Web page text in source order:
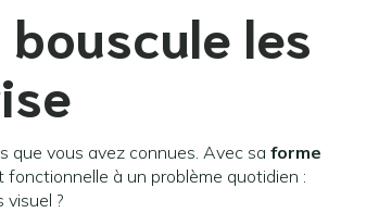
les
que vous avez connues. Avec sa forme
à un problème quotidien :
visuel ?